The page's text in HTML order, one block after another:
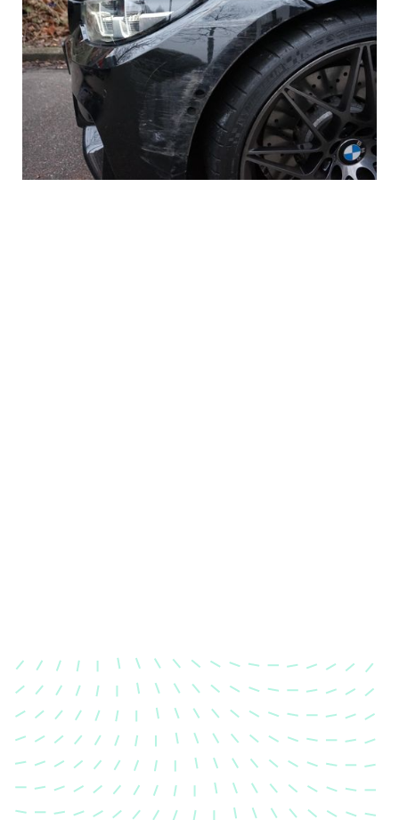
Karosserievermessung
Unsere exakte Karosserievermessung stellt sicher,
dass Ihre Fahrzeugkarosserie nach einem Unfall